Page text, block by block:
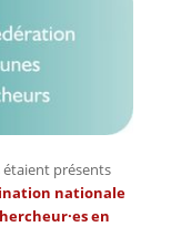
étaient présents
nationale
en